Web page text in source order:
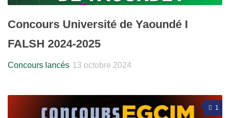
Concours Université de Yaoundé I
FALSH 2024-2025
Concours lancés 13 octobre 2024
1